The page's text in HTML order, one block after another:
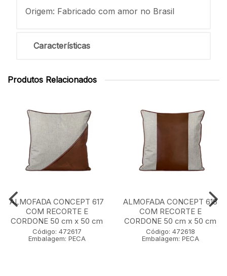
Origem: Fabricado com amor no Brasil
Características
Produtos Relacionados
ALMOFADA CONCEPT 617
COM RECORTE E
CORDONE 50 cm x 50 cm
Código: 472617
Embalagem: PECA
ALMOFADA CONCEPT 618
COM RECORTE E
CORDONE 50 cm x 50 cm
Código: 472618
Embalagem: PECA